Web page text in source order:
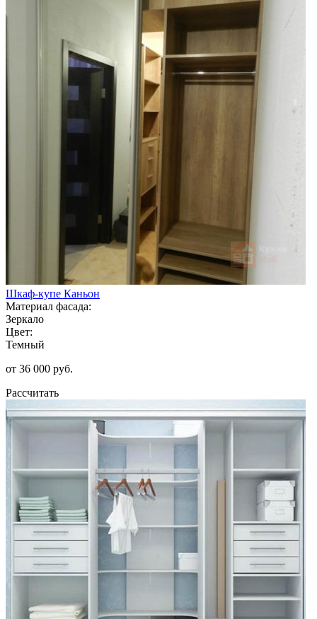
Шкаф-купе Каньон
Материал фасада:
Зеркало
Цвет:
Темный
от 36 000 руб.
Рассчитать